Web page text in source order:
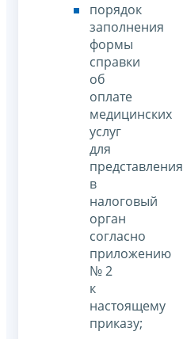
порядок
заполнения
формы
справки
об
оплате
медицинских
услуг
для
представления
в
налоговый
орган
согласно
приложению
№ 2
к
настоящему
приказу;